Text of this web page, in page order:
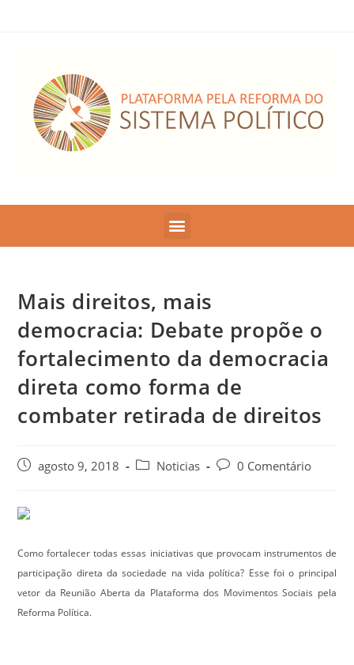
Mais direitos, mais
democracia: Debate propõe o
fortalecimento da democracia
direta como forma de
combater retirada de direitos
agosto 9, 2018 Noticias 0 Comentário
Como fortalecer todas essas iniciativas que provocam instrumentos de
participação direta da sociedade na vida política? Esse foi o principal
vetor da Reunião Aberta da Plataforma dos Movimentos Sociais pela
Reforma Política.